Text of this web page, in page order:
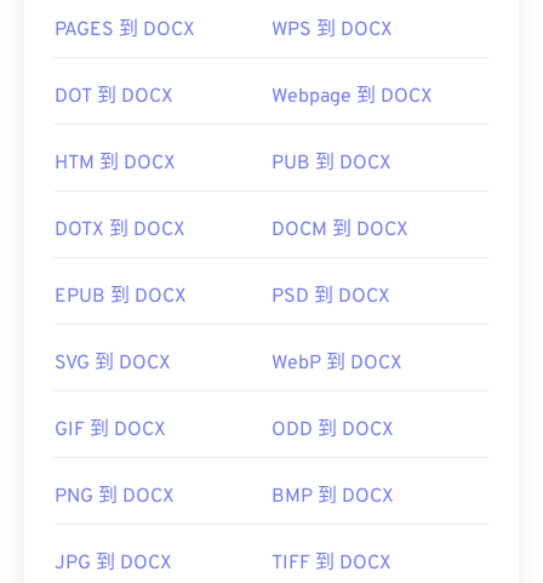
PAGES 到 DOCX WPS 到 DOCX
DOT 到 DOCX Webpage 到 DOCX
HTM 到 DOCX PUB 到 DOCX
DOTX 到 DOCX DOCM 到 DOCX
EPUB 到 DOCX PSD 到 DOCX
SVG 到 DOCX WebP 到 DOCX
GIF 到 DOCX ODD 到 DOCX
PNG 到 DOCX BMP 到 DOCX
JPG 到 DOCX TIFF 到 DOCX